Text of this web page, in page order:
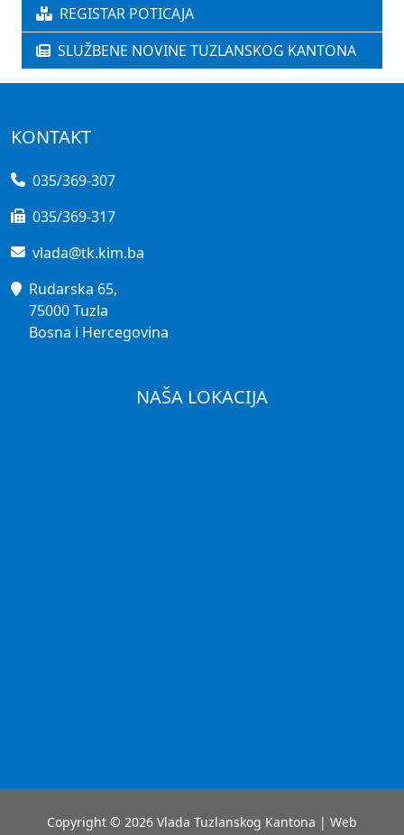
REGISTAR POTICAJA
SLUŽBENE NOVINE TUZLANSKOG KANTONA
KONTAKT
035/369-307
035/369-317
vlada@tk.kim.ba
Rudarska 65,
75000 Tuzla
Bosna i Hercegovina
NAŠA LOKACIJA
Copyright © 2026 Vlada Tuzlanskog Kantona | Web